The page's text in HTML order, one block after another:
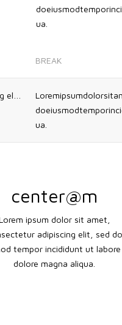
ua.
BREAK
ua.
center@m
ipsum dolor sit amet,
adipiscing elit, sed do
tempor incididunt ut
dolore magna aliqua.